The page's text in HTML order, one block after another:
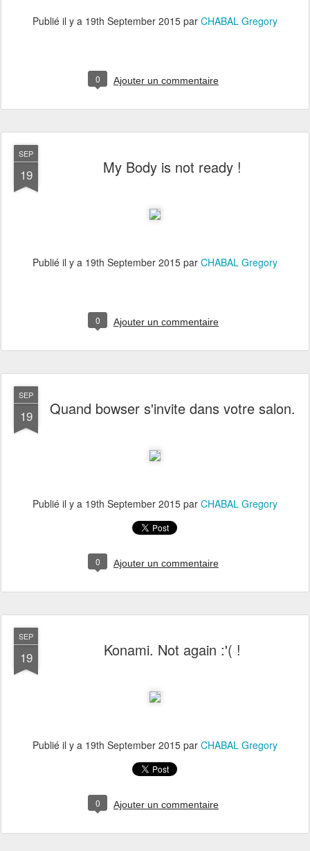
Publié il y a 19th September 2015 par CHABAL Gregory
0 Ajouter un commentaire
SEP
19 My Body is not ready !
Publié il y a 19th September 2015 par CHABAL Gregory
0 Ajouter un commentaire
SEP
19 Quand bowser s'invite dans votre salon.
Publié il y a 19th September 2015 par CHABAL Gregory
0 Ajouter un commentaire
SEP
19 Konami. Not again :'( !
Publié il y a 19th September 2015 par CHABAL Gregory
0 Ajouter un commentaire